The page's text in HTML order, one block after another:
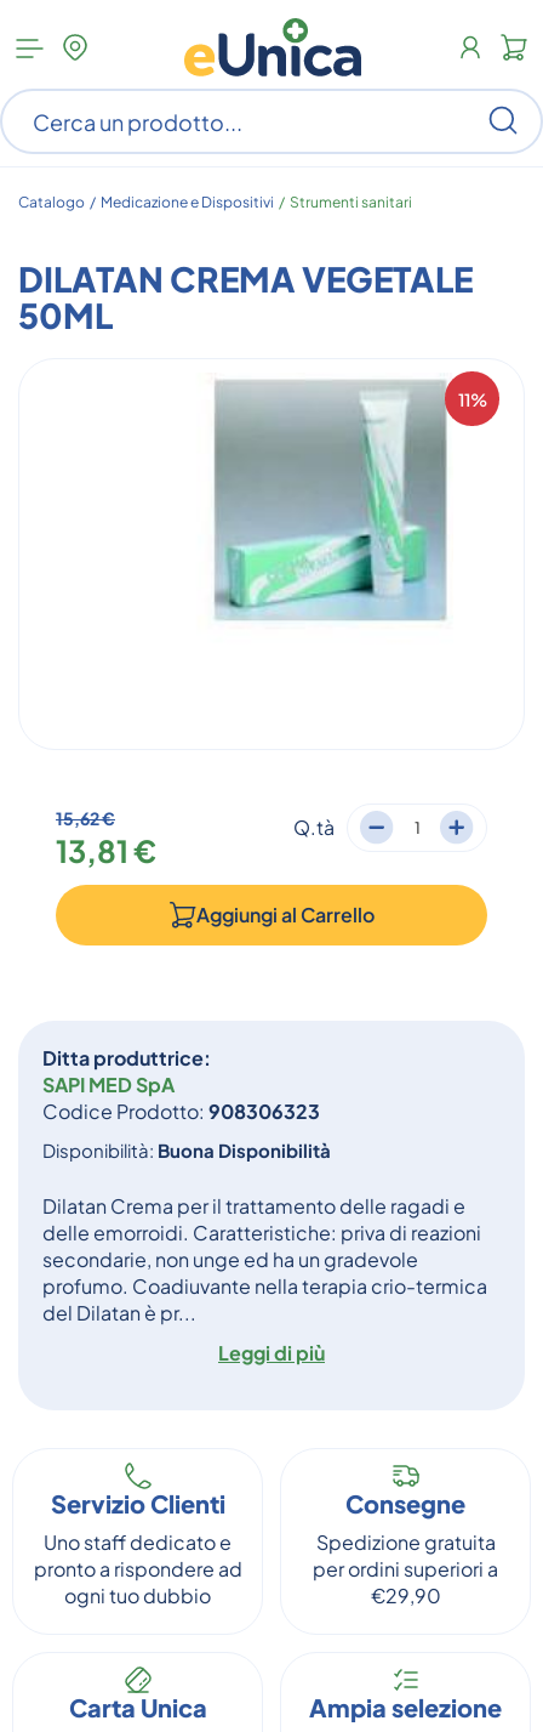
Apri
menu
categorie
Catalogo / Medicazione e Dispositivi / Strumenti sanitari
DILATAN CREMA VEGETALE
50ML
11%
Ditta produttrice:
SAPI MED SpA
Codice Prodotto: 908306323
Disponibilità: Buona Disponibilità
Dilatan Crema per il trattamento delle ragadi e
delle emorroidi. Caratteristiche: priva di reazioni
secondarie, non unge ed ha un gradevole
profumo. Coadiuvante nella terapia crio-termica
del Dilatan è pr...
Leggi di più
15,62 €
13,81 €
Q.tà
Aggiungi al Carrello
Servizio Clienti
Uno staff dedicato e
pronto a rispondere ad
ogni tuo dubbio
Consegne
Spedizione gratuita
per ordini superiori a
€29,90
Carta Unica Ampia selezione